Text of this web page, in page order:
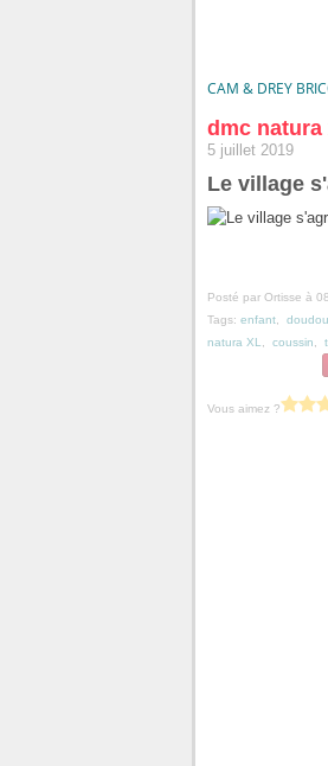
CAM & DREY
dmc natura
5 juillet 2019
Le village
Posté par Ortisse à
Tags: enfant doudou
natura XL
coussin
Vous aimez ?